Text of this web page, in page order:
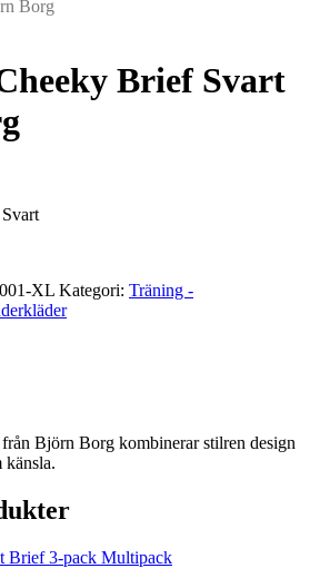
Borg
Brief Svart
XL Kategori: Träning -
Björn Borg kombinerar stilren design
känsla.